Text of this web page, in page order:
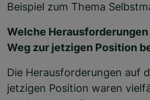
Beispiel zum Thema
Welche
Weg zur jetzigen Position
Die Herausforderungen auf
jetzigen Position waren